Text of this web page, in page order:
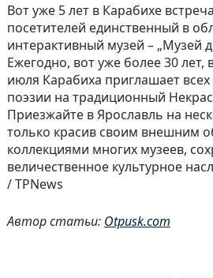
Вот уже 5 лет в Карабихе
посетителей единственный в
интерактивный музей – „Музей
Ежегодно, вот уже более 30 лет,
июля Карабиха приглашает
поэзии на традиционный
Приезжайте в Ярославль на
только красив своим внешним
коллекциями многих музеев,
величественное культурное
/ TPNews
Автор статьи: Otpusk.com